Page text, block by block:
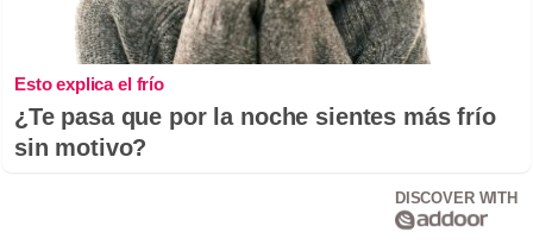
Esto explica el frío
¿Te pasa que por la noche sientes más frío
sin motivo?
DISCOVER WITH